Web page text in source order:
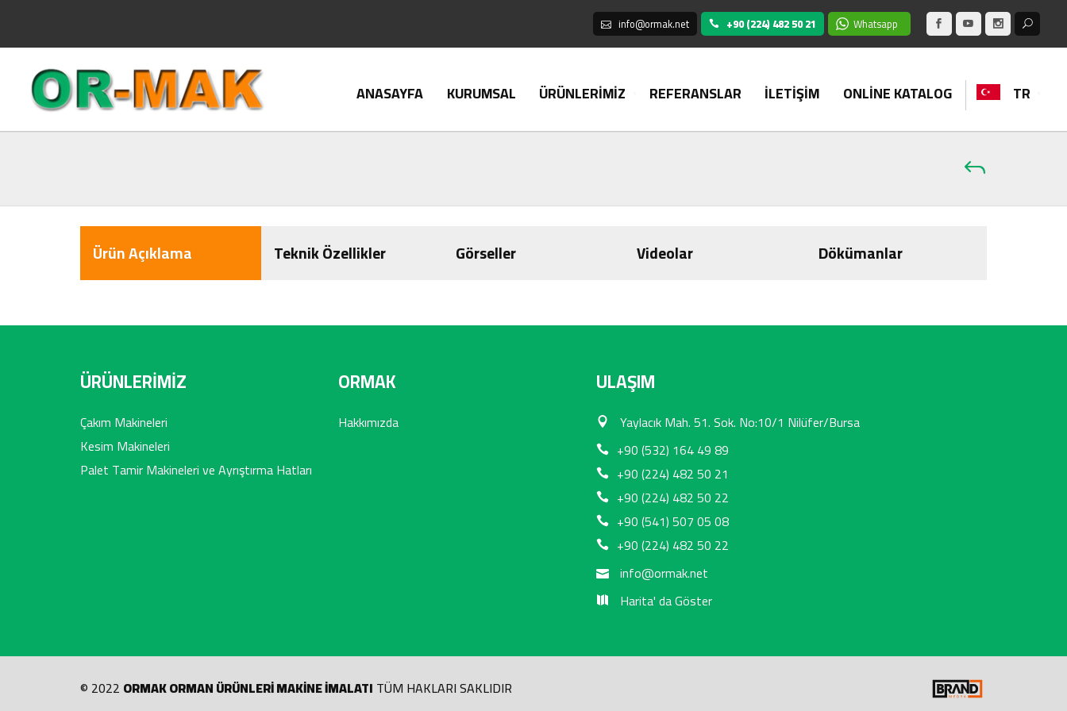
info@ormak.net +90 (224) 482 50 21 Whatsapp
ANASAYFA KURUMSAL ÜRÜNLERİMİZ REFERANSLAR İLETİŞİM ONLİNE KATALOG TR
Ürün Açıklama Teknik Özellikler Görseller Videolar Dökümanlar
ÜRÜNLERİMİZ
Çakım Makineleri
Kesim Makineleri
Palet Tamir Makineleri ve Ayrıştırma Hatları
ORMAK
Hakkımızda
ULAŞIM
Yaylacık Mah. 51. Sok. No:10/1 Nilüfer/Bursa
+90 (532) 164 49 89
+90 (224) 482 50 21
+90 (224) 482 50 22
+90 (541) 507 05 08
+90 (224) 482 50 22
info@ormak.net
Harita' da Göster
© 2022 ORMAK ORMAN ÜRÜNLERİ MAKİNE İMALATI TÜM HAKLARI SAKLIDIR